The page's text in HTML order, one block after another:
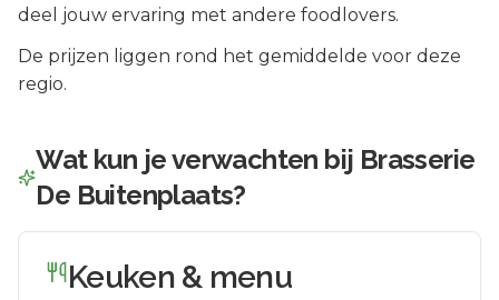
deel jouw ervaring met andere foodlovers.
De prijzen liggen rond het gemiddelde voor deze
regio.
Wat kun je verwachten bij Brasserie
De Buitenplaats?
Keuken & menu